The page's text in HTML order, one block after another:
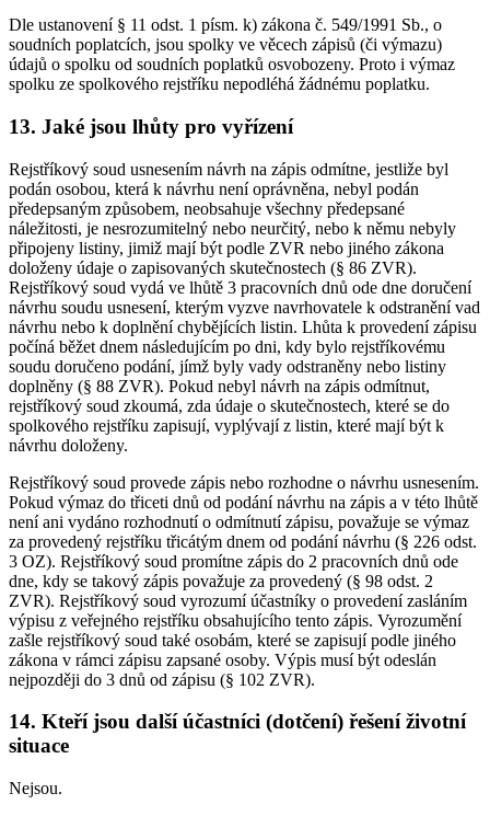
Dle ustanovení § 11 odst. 1 písm. k) zákona č. 549/1991 Sb., o
soudních poplatcích, jsou spolky ve věcech zápisů (či výmazu)
údajů o spolku od soudních poplatků osvobozeny. Proto i výmaz
spolku ze spolkového rejstříku nepodléhá žádnému poplatku.
13. Jaké jsou lhůty pro vyřízení
Rejstříkový soud usnesením návrh na zápis odmítne, jestliže byl
podán osobou, která k návrhu není oprávněna, nebyl podán
předepsaným způsobem, neobsahuje všechny předepsané
náležitosti, je nesrozumitelný nebo neurčitý, nebo k němu nebyly
připojeny listiny, jimiž mají být podle ZVR nebo jiného zákona
doloženy údaje o zapisovaných skutečnostech (§ 86 ZVR).
Rejstříkový soud vydá ve lhůtě 3 pracovních dnů ode dne doručení
návrhu soudu usnesení, kterým vyzve navrhovatele k odstranění vad
návrhu nebo k doplnění chybějících listin. Lhůta k provedení zápisu
počíná běžet dnem následujícím po dni, kdy bylo rejstříkovému
soudu doručeno podání, jímž byly vady odstraněny nebo listiny
doplněny (§ 88 ZVR). Pokud nebyl návrh na zápis odmítnut,
rejstříkový soud zkoumá, zda údaje o skutečnostech, které se do
spolkového rejstříku zapisují, vyplývají z listin, které mají být k
návrhu doloženy.
Rejstříkový soud provede zápis nebo rozhodne o návrhu usnesením.
Pokud výmaz do třiceti dnů od podání návrhu na zápis a v této lhůtě
není ani vydáno rozhodnutí o odmítnutí zápisu, považuje se výmaz
za provedený rejstříku třicátým dnem od podání návrhu (§ 226 odst.
3 OZ). Rejstříkový soud promítne zápis do 2 pracovních dnů ode
dne, kdy se takový zápis považuje za provedený (§ 98 odst. 2
ZVR). Rejstříkový soud vyrozumí účastníky o provedení zasláním
výpisu z veřejného rejstříku obsahujícího tento zápis. Vyrozumění
zašle rejstříkový soud také osobám, které se zapisují podle jiného
zákona v rámci zápisu zapsané osoby. Výpis musí být odeslán
nejpozději do 3 dnů od zápisu (§ 102 ZVR).
14. Kteří jsou další účastníci (dotčení) řešení životní
situace
Nejsou.